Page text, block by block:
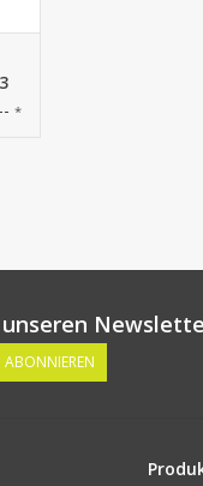
*
ABONNIEREN